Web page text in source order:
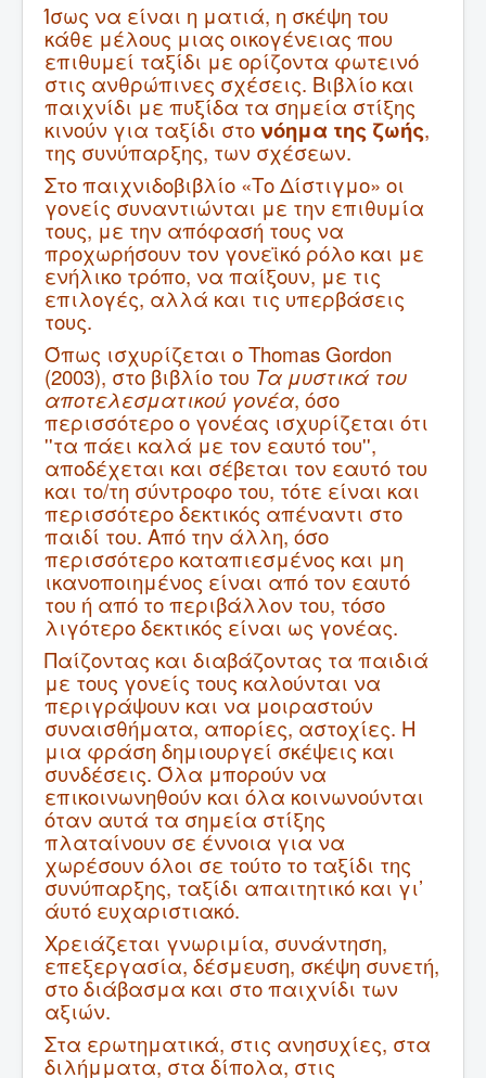
Ίσως να είναι η ματιά, η σκέψη του
κάθε μέλους μιας οικογένειας που
επιθυμεί ταξίδι με ορίζοντα φωτεινό
στις ανθρώπινες σχέσεις. Βιβλίο και
παιχνίδι με πυξίδα τα σημεία στίξης
κινούν για ταξίδι στονόημα της ζωής,
της συνύπαρξης, των σχέσεων.
Στο παιχνιδοβιβλίο «Το Δίστιγμο» οι
γονείς συναντιώνται με την επιθυμία
τους, με την απόφασή τους να
προχωρήσουν τον γονεϊκό ρόλο και με
ενήλικο τρόπο, να παίξουν, με τις
επιλογές, αλλά και τις υπερβάσεις
τους.
Όπως ισχυρίζεται ο Thomas Gordon
(2003), στο βιβλίο του Τα μυστικά του
αποτελεσματικού γονέα, όσο
περισσότερο ο γονέας ισχυρίζεται ότι
''τα πάει καλά με τον εαυτό του'',
αποδέχεται και σέβεται τον εαυτό του
και το/τη σύντροφο του, τότε είναι και
περισσότερο δεκτικός απέναντι στο
παιδί του. Από την άλλη, όσο
περισσότερο καταπιεσμένος και μη
ικανοποιημένος είναι από τον εαυτό
του ή από το περιβάλλον του, τόσο
λιγότερο δεκτικός είναι ως γονέας.
Παίζοντας και διαβάζοντας τα παιδιά
με τους γονείς τους καλούνται να
περιγράψουν και να μοιραστούν
συναισθήματα, απορίες, αστοχίες. Η
μια φράση δημιουργεί σκέψεις και
συνδέσεις. Όλα μπορούν να
επικοινωνηθούν και όλα κοινωνούνται
όταν αυτά τα σημεία στίξης
πλαταίνουν σε έννοια για να
χωρέσουν όλοι σε τούτο το ταξίδι της
συνύπαρξης, ταξίδι απαιτητικό και γι’
άυτό ευχαριστιακό.
Χρειάζεται γνωριμία, συνάντηση,
επεξεργασία, δέσμευση, σκέψη συνετή,
στο διάβασμα και στο παιχνίδι των
αξιών.
Στα ερωτηματικά, στις ανησυχίες, στα
διλήμματα, στα δίπολα, στις